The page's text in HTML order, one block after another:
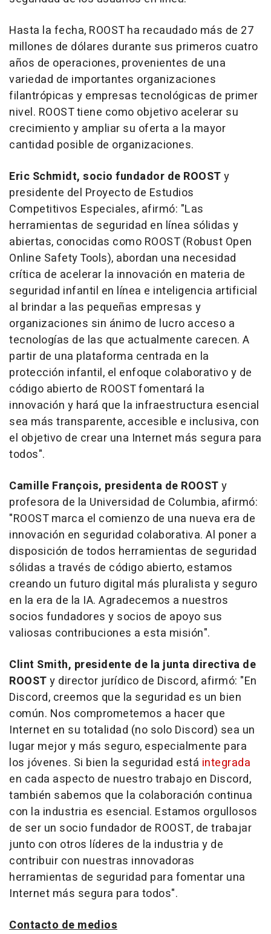
Hasta la fecha, ROOST ha recaudado más de 27
millones de dólares durante sus primeros cuatro
años de operaciones, provenientes de una
variedad de importantes organizaciones
filantrópicas y empresas tecnológicas de primer
nivel. ROOST tiene como objetivo acelerar su
crecimiento y ampliar su oferta a la mayor
cantidad posible de organizaciones.
Eric Schmidt, socio fundador de ROOSTy
presidente del Proyecto de Estudios
Competitivos Especiales, afirmó: "Las
herramientas de seguridad en línea sólidas y
abiertas, conocidas como ROOST (Robust Open
Online Safety Tools), abordan una necesidad
crítica de acelerar la innovación en materia de
seguridad infantil en línea e inteligencia artificial
al brindar a las pequeñas empresas y
organizaciones sin ánimo de lucro acceso a
tecnologías de las que actualmente carecen. A
partir de una plataforma centrada en la
protección infantil, el enfoque colaborativo y de
código abierto de ROOST fomentará la
innovación y hará que la infraestructura esencial
sea más transparente, accesible e inclusiva, con
el objetivo de crear una Internet más segura para
todos".
Camille François, presidenta de ROOSTy
profesora de la Universidad de Columbia, afirmó:
"ROOST marca el comienzo de una nueva era de
innovación en seguridad colaborativa. Al poner a
disposición de todos herramientas de seguridad
sólidas a través de código abierto, estamos
creando un futuro digital más pluralista y seguro
en la era de la IA. Agradecemos a nuestros
socios fundadores y socios de apoyo sus
valiosas contribuciones a esta misión".
Clint Smith, presidente de la junta directiva de
ROOSTy director jurídico de Discord, afirmó: "En
Discord, creemos que la seguridad es un bien
común. Nos comprometemos a hacer que
Internet en su totalidad (no solo Discord) sea un
lugar mejor y más seguro, especialmente para
los jóvenes. Si bien la seguridad está integrada
en cada aspecto de nuestro trabajo en Discord,
también sabemos que la colaboración continua
con la industria es esencial. Estamos orgullosos
de ser un socio fundador de ROOST, de trabajar
junto con otros líderes de la industria y de
contribuir con nuestras innovadoras
herramientas de seguridad para fomentar una
Internet más segura para todos".
Contacto de medios